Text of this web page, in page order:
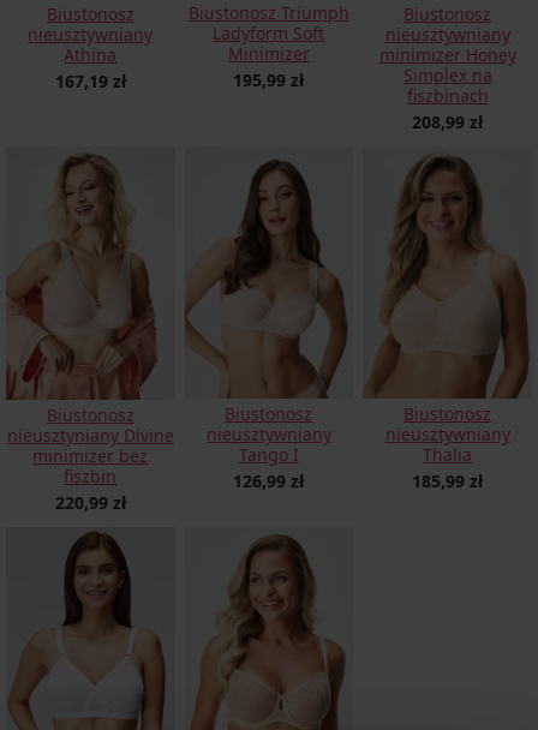
Biustonosz
nieusztywniany
Athina
167,19 zł
Biustonosz Triumph
Ladyform Soft
Minimizer
195,99 zł
Biustonosz
nieusztywniany
minimizer Honey
Simplex na
fiszbinach
208,99 zł
Biustonosz
nieusztyniany Divine
minimizer bez
fiszbin
220,99 zł
Biustonosz
nieusztywniany
Tango I
126,99 zł
Biustonosz
nieusztywniany
Thalia
185,99 zł